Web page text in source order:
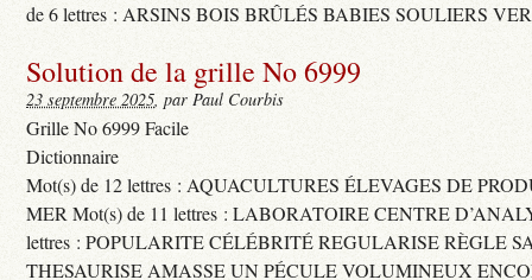
de 6 lettres : ARSINS BOIS BRÛLÉS BABIES SOULIERS
Solution de la grille No 6999
23 septembre 2025, par Paul Courbis
Grille No 6999 Facile
Dictionnaire
Mot(s) de 12 lettres : AQUACULTURES ÉLEVAGES DE
MER Mot(s) de 11 lettres : LABORATOIRE CENTRE
lettres : POPULARITE CÉLÉBRITÉ REGULARISE RÈGLE
THESAURISE AMASSE UN PÉCULE VOLUMINEUX